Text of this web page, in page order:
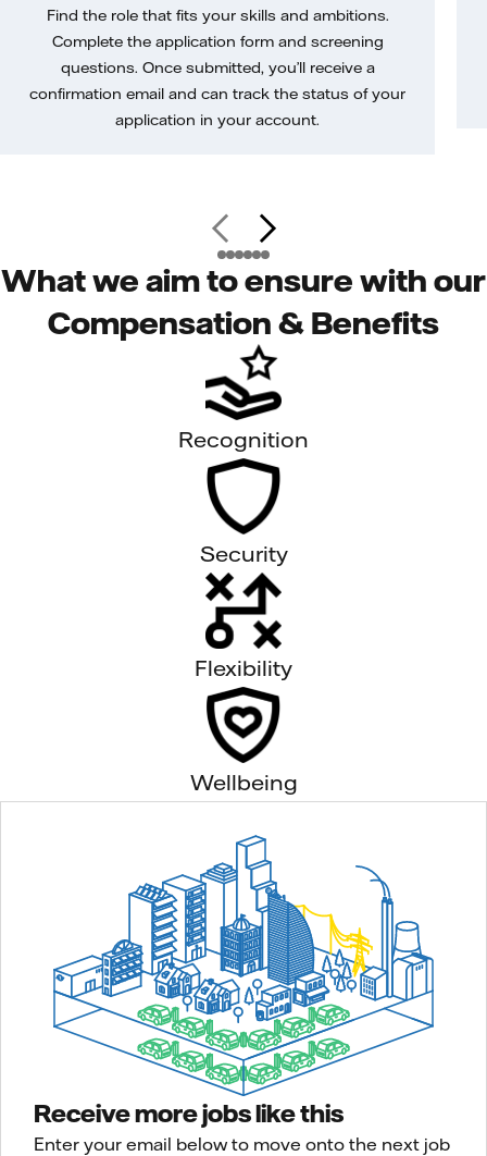
Find the role that fits your skills and ambitions.
Complete the application form and screening
questions. Once submitted, you’ll receive a
confirmation email and can track the status of your
application in your account.
What we aim to ensure with our
Compensation & Benefits
Recognition
Security
Flexibility
Wellbeing
Receive more jobs like this
Enter your email below to move onto the next job